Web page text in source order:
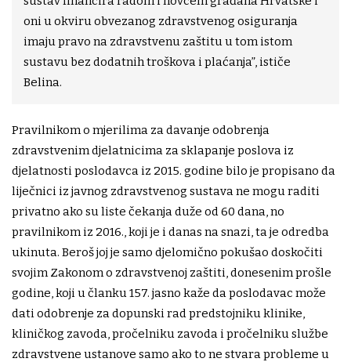
oni u okviru obvezanog zdravstvenog osiguranja
imaju pravo na zdravstvenu zaštitu u tom istom
sustavu bez dodatnih troškova i plaćanja”, ističe
Belina.
Pravilnikom o mjerilima za davanje odobrenja
zdravstvenim djelatnicima za sklapanje poslova iz
djelatnosti poslodavca iz 2015. godine bilo je propisano da
liječnici iz javnog zdravstvenog sustava ne mogu raditi
privatno ako su liste čekanja duže od 60 dana, no
pravilnikom iz 2016., koji je i danas na snazi, ta je odredba
ukinuta. ​Beroš joj je samo djelomično pokušao doskočiti
svojim Zakonom o zdravstvenoj zaštiti, donesenim prošle
godine, koji u članku 157. jasno kaže da poslodavac može
dati odobrenje za dopunski rad predstojniku klinike,
kliničkog zavoda, pročelniku zavoda i pročelniku službe
zdravstvene ustanove samo ako to ne stvara probleme u